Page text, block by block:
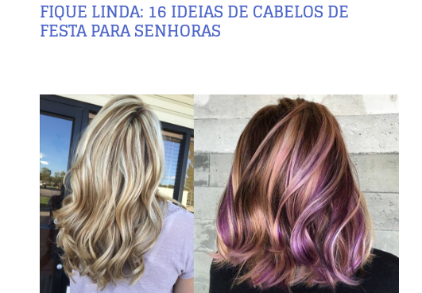
FIQUE LINDA: 16 IDEIAS DE CABELOS DE
FESTA PARA SENHORAS